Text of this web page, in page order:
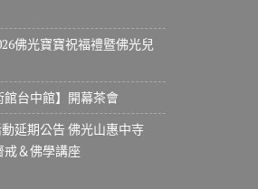
佛光寶寶祝福禮暨佛光兒
館台中館】開幕茶會
延期公告 佛光山惠中寺
戒＆佛學講座